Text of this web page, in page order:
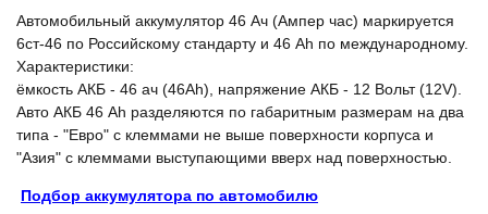
Автомобильный аккумулятор 46 Ач (Ампер час) маркируется
6ст-46 по Российскому стандарту и 46 Ah по международному.
Характеристики:
ёмкость АКБ - 46 ач (46Ah), напряжение АКБ - 12 Вольт (12V).
Авто АКБ 46 Ah разделяются по габаритным размерам на два
типа - "Евро" с клеммами не выше поверхности корпуса и
"Азия" с клеммами выступающими вверх над поверхностью.
Подбор аккумулятора по автомобилю